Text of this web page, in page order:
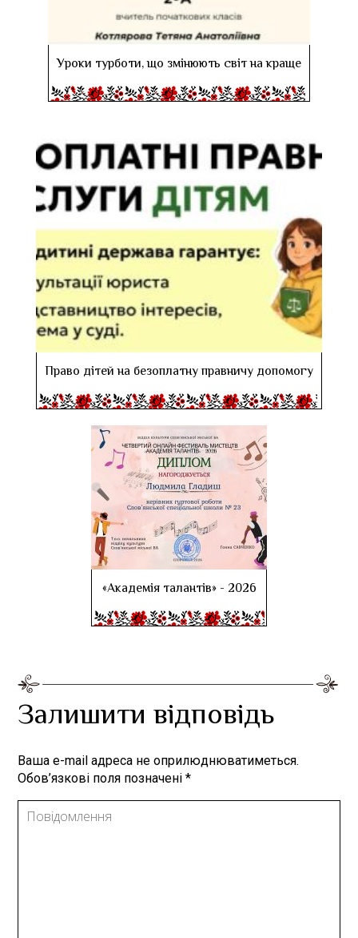
Уроки турботи, що змінюють світ на краще
Право дітей на безоплатну правничу допомогу
«Академія талантів» - 2026
Залишити відповідь
Ваша e-mail адреса не оприлюднюватиметься.
Обов’язкові поля позначені*